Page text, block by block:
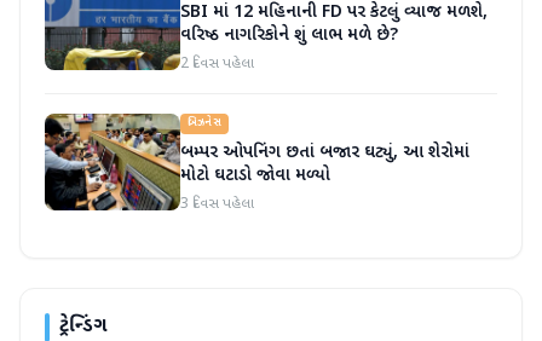
SBI માં 12 મહિનાની FD પર કેટલું વ્યાજ મળશે,
વરિષ્ઠ નાગરિકોને શું લાભ મળે છે?
2 દિવસ પહેલા
બિઝનેસ
બમ્પર ઓપનિંગ છતાં બજાર ઘટ્યું, આ શેરોમાં
મોટો ઘટાડો જોવા મળ્યો
3 દિવસ પહેલા
ટ્રેન્ડિંગ